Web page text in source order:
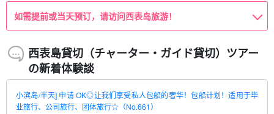
如需提前或当天预订，请访问西表岛旅游！
西表島貸切（チャーター・ガイド貸切）ツアー
の新着体験談
小滨岛/半天] 申请 OK◎让我们享受私人包船的奢华！包船计划！适用于毕
业旅行、公司旅行、团体旅行☆（No.661）